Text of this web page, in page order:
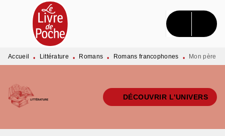
MENU RECHERCHE CONTENU
PIED DE PAGE
Accueil • Littérature • Romans • Romans francophones • Mon père
DÉCOUVRIR L'UNIVERS